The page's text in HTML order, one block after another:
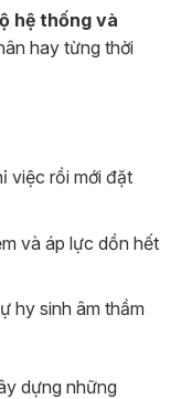
hệ thống và
hay từng thời
việc rồi mới đặt
và áp lực dồn hết
hy sinh âm thầm
dựng những